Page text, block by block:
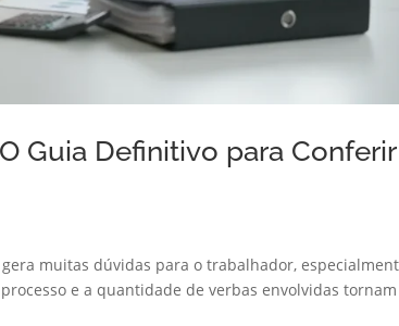
Guia Definitivo para Conferir
muitas dúvidas para o trabalhador,
e a quantidade de verbas envolvidas tornam